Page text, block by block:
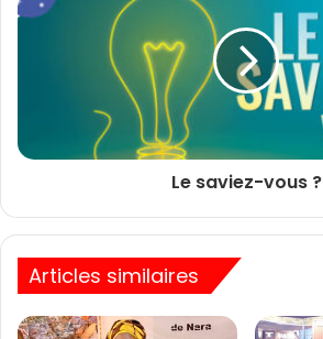
Le saviez-vous ?
Articles similaires